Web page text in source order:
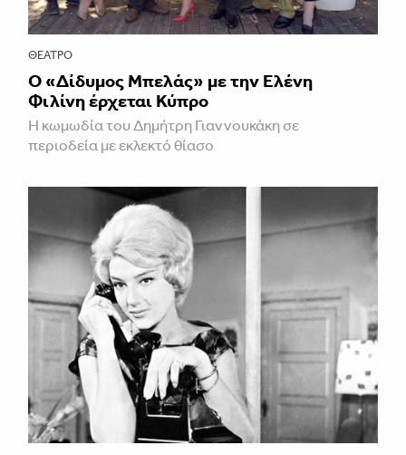
ΘΈΑΤΡΟ
Ο «Δίδυμος Μπελάς» με την Ελένη
Φιλίνη έρχεται Κύπρο
Η κωμωδία του Δημήτρη Γιαννουκάκη σε
περιοδεία με εκλεκτό θίασο